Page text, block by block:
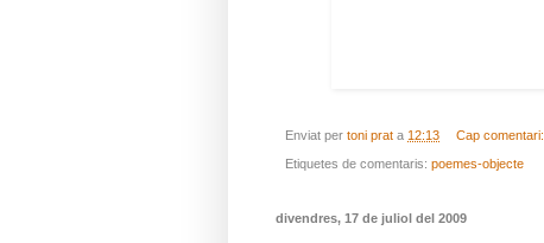
Enviat per toni prat a 12:13 Cap comentari:
Etiquetes de comentaris: poemes-objecte
divendres, 17 de juliol del 2009